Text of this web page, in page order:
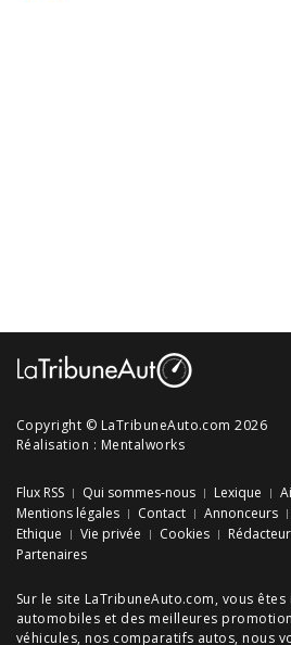
Copyright © LaTribuneAuto.com 2026
Réalisation : Mentalworks
Flux RSS Qui sommes-nous Lexique
Mentions légales
Contact Annonceurs
Ethique
Vie privée Cookies Rédacteur
Partenaires
Sur le site LaTribuneAuto.com, vous
automobiles et des meilleures
véhicules, nos comparatifs autos, nous